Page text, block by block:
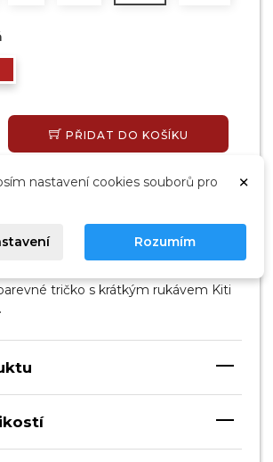
PŘIDAT DO KOŠÍKU
tričko s krátkým rukávem Kiti
×
nastavení cookies souborů pro
Rozumím